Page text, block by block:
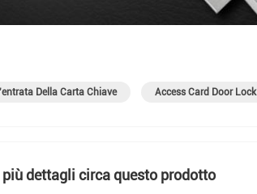
Della Carta Chiave Access Card Door Lock
dettagli circa questo prodotto